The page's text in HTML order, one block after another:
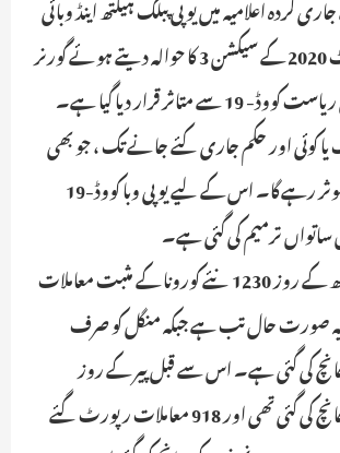
بیماری کنٹرول ایکٹ 2020 کے سیکشن 3 کا حوالہ دیتے ہوئے گورنر
قرار دیا گیا ہے۔
جون تک یا کوئی اور حکم جاری کئے جانے تک ، جو بھی
پہلے ہو۔کے لئے موثر رہے گا۔ اس کے لیے یوپی وبا کووڈ-19
بتادیں کہ یوپی میں بدھ کے روز 1230 نئے کورونا کے مثبت معاملات
صورت حال تب ہے جبکہ منگل کو صرف
کی جانچ کی گئی ہے۔ اس سے قبل پیر کے روز
64519 نمونوں کی جانچ کی گئی تھی اور 918 معاملات رپورٹ گئے